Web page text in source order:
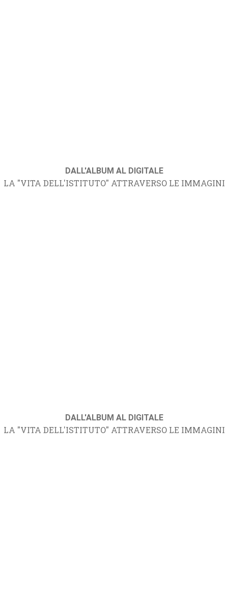
DALL'ALBUM AL DIGITALE
LA "VITA DELL'ISTITUTO" ATTRAVERSO LE IMMAGINI
DALL'ALBUM AL DIGITALE
LA "VITA DELL'ISTITUTO" ATTRAVERSO LE IMMAGINI